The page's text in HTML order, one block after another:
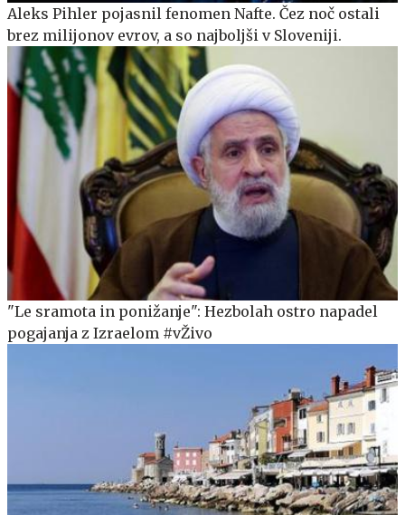
Aleks Pihler pojasnil fenomen Nafte. Čez noč ostali
brez milijonov evrov, a so najboljši v Sloveniji.
"Le sramota in ponižanje": Hezbolah ostro napadel
pogajanja z Izraelom #vŽivo